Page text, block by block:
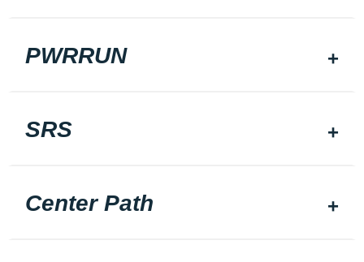
PWRRUN
SRS
Center Path